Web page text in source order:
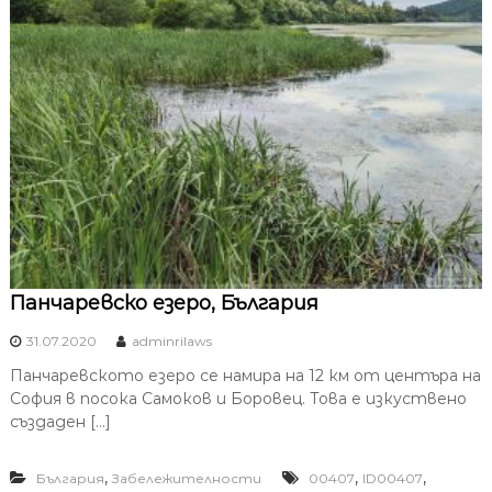
Панчаревско езеро, България
31.07.2020 adminrilaws
Панчаревското езеро се намира на 12 км от центъра на
София в посока Самоков и Боровец. Това е изкуствено
създаден […]
България, Забележителности 00407, ID00407,